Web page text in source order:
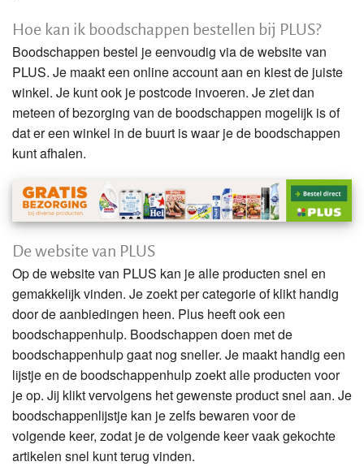
Hoe kan ik boodschappen bestellen bij PLUS?
Boodschappen bestel je eenvoudig via de website van
PLUS. Je maakt een online account aan en kiest de juiste
winkel. Je kunt ook je postcode invoeren. Je ziet dan
meteen of bezorging van de boodschappen mogelijk is of
dat er een winkel in de buurt is waar je de boodschappen
kunt afhalen.
De website van PLUS
Op de website van PLUS kan je alle producten snel en
gemakkelijk vinden. Je zoekt per categorie of klikt handig
door de aanbiedingen heen. Plus heeft ook een
boodschappenhulp. Boodschappen doen met de
boodschappenhulp gaat nog sneller. Je maakt handig een
lijstje en de boodschappenhulp zoekt alle producten voor
je op. Jij klikt vervolgens het gewenste product snel aan. Je
boodschappenlijstje kan je zelfs bewaren voor de
volgende keer, zodat je de volgende keer vaak gekochte
artikelen snel kunt terug vinden.